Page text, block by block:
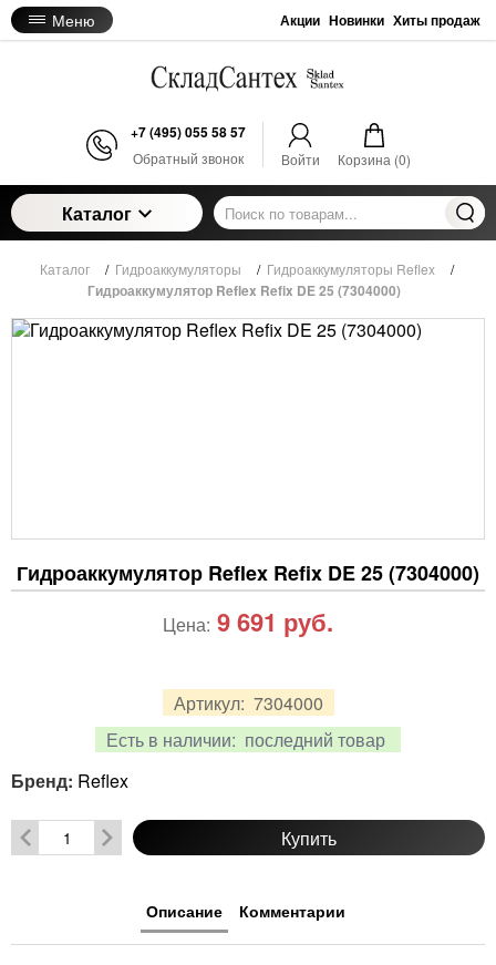
Меню Акции Новинки Хиты продаж
+7 (495) 055 58 57
Обратный звонок Войти Корзина (0)
Каталог
Каталог / Гидроаккумуляторы / Гидроаккумуляторы Reflex /
Гидроаккумулятор Reflex Refix DE 25 (7304000)
Гидроаккумулятор Reflex Refix DE 25 (7304000)
Артикул: 7304000
Есть в наличии: последний товар
Цена: 9 691 руб.
Бренд: Reflex
Купить
Описание Комментарии